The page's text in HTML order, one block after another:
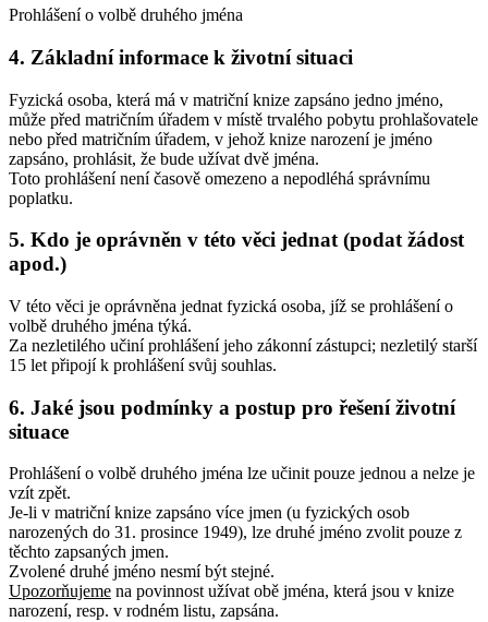
Prohlášení o volbě druhého jména
4. Základní informace k životní situaci
Fyzická osoba, která má v matriční knize zapsáno jedno jméno,
může před matričním úřadem v místě trvalého pobytu prohlašovatele
nebo před matričním úřadem, v jehož knize narození je jméno
zapsáno, prohlásit, že bude užívat dvě jména.
Toto prohlášení není časově omezeno a nepodléhá správnímu
poplatku.
5. Kdo je oprávněn v této věci jednat (podat žádost
apod.)
V této věci je oprávněna jednat fyzická osoba, jíž se prohlášení o
volbě druhého jména týká.
Za nezletilého učiní prohlášení jeho zákonní zástupci; nezletilý starší
15 let připojí k prohlášení svůj souhlas.
6. Jaké jsou podmínky a postup pro řešení životní
situace
Prohlášení o volbě druhého jména lze učinit pouze jednou a nelze je
vzít zpět.
Je-li v matriční knize zapsáno více jmen (u fyzických osob
narozených do 31. prosince 1949), lze druhé jméno zvolit pouze z
těchto zapsaných jmen.
Zvolené druhé jméno nesmí být stejné.
Upozorňujeme na povinnost užívat obě jména, která jsou v knize
narození, resp. v rodném listu, zapsána.